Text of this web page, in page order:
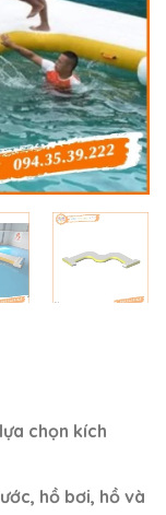
chọn kích
hồ bơi, hồ và